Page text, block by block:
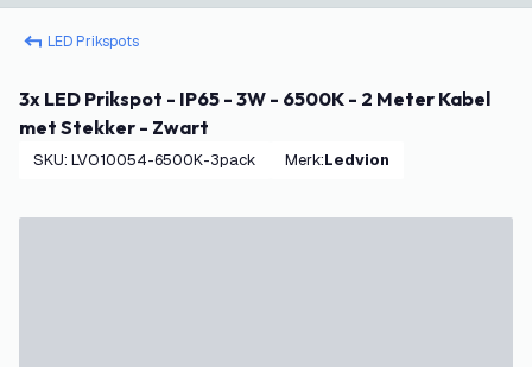
LED Prikspots
3x LED Prikspot - IP65 - 3W - 6500K - 2 Meter Kabel
met Stekker - Zwart
SKU: LVO10054-6500K-3pack Merk: Ledvion